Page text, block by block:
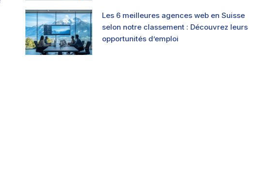
Les 6 meilleures agences web en Suisse
selon notre classement : Découvrez leurs
opportunités d’emploi